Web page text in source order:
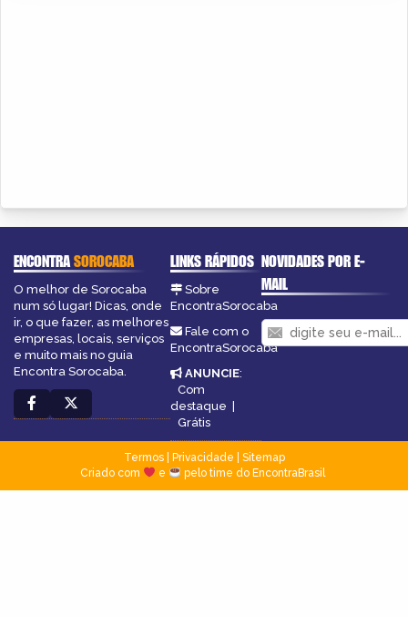
ENCONTRASOROCABA
O melhor de Sorocaba
num só lugar! Dicas, onde
ir, o que fazer, as melhores
empresas, locais, serviços
e muito mais no guia
Encontra Sorocaba.
LINKS RÁPIDOS
Sobre
EncontraSorocaba
Fale com o
EncontraSorocaba
ANUNCIE:
Com
destaque |
Grátis
NOVIDADES POR E-
MAIL
Termos| Privacidade
Sitemap
Criado com
e pelo time do EncontraBrasil